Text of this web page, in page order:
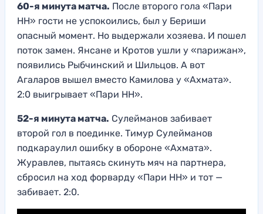
60-я минута матча. После второго гола «Пари
НН» гости не успокоились, был у Бериши
опасный момент. Но выдержали хозяева. И пошел
поток замен. Янсане и Кротов ушли у «парижан»,
появились Рыбчинский и Шильцов. А вот
Агаларов вышел вместо Камилова у «Ахмата».
2:0 выигрывает «Пари НН».
52-я минута матча. Сулейманов забивает
второй гол в поединке. Тимур Сулейманов
подкараулил ошибку в обороне «Ахмата».
Журавлев, пытаясь скинуть мяч на партнера,
сбросил на ход форварду «Пари НН» и тот —
забивает. 2:0.